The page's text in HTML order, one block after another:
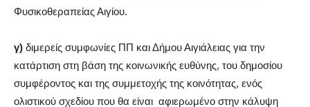
Φυσικοθεραπείας Αιγίου.
γ) διμερείς συμφωνίες ΠΠ και Δήμου Αιγιάλειας για την
κατάρτιση στη βάση της κοινωνικής ευθύνης, του δημοσίου
συμφέροντος και της συμμετοχής της κοινότητας, ενός
ολιστικού σχεδίου που θα είναι αφιερωμένο στην κάλυψη